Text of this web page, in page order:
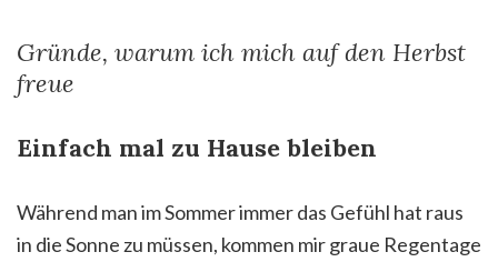
Gründe, warum ich mich auf den Herbst
freue
Einfach mal zu Hause bleiben
Während man im Sommer immer das Gefühl hat raus
in die Sonne zu müssen, kommen mir graue Regentage